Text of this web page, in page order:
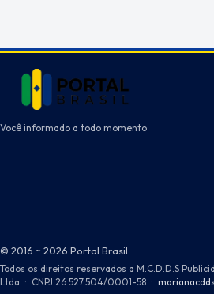
Você informado a todo momento
© 2016 ~ 2026 Portal Brasil
Todos os direitos reservados a M.C.D.D.S
Ltda · CNPJ 26.527.504/0001-58 ·